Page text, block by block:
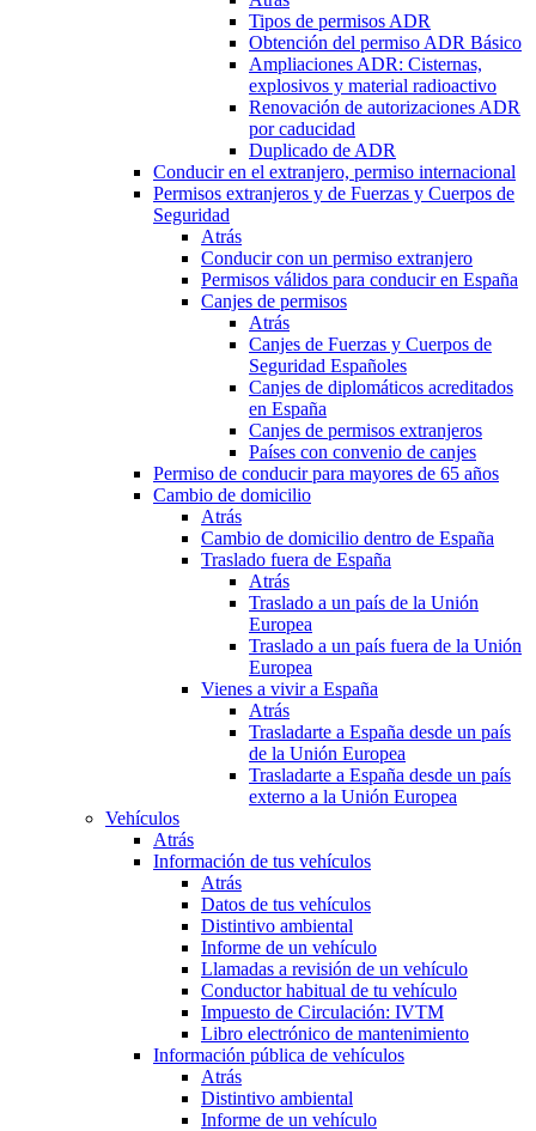
Tipos de permisos ADR
Obtención del permiso ADR Básico
Ampliaciones ADR: Cisternas,
explosivos y material radioactivo
Renovación de autorizaciones ADR
por caducidad
Duplicado de ADR
Conducir en el extranjero, permiso internacional
Permisos extranjeros y de Fuerzas y Cuerpos de
Seguridad
Atrás
Conducir con un permiso extranjero
Permisos válidos para conducir en España
Canjes de permisos
Atrás
Canjes de Fuerzas y Cuerpos de
Seguridad Españoles
Canjes de diplomáticos acreditados
en España
Canjes de permisos extranjeros
Países con convenio de canjes
Permiso de conducir para mayores de 65 años
Cambio de domicilio
Atrás
Cambio de domicilio dentro de España
Traslado fuera de España
Atrás
Traslado a un país de la Unión
Europea
Traslado a un país fuera de la Unión
Europea
Vienes a vivir a España
Atrás
Trasladarte a España desde un país
de la Unión Europea
Trasladarte a España desde un país
externo a la Unión Europea
Vehículos
Atrás
Información de tus vehículos
Atrás
Datos de tus vehículos
Distintivo ambiental
Informe de un vehículo
Llamadas a revisión de un vehículo
Conductor habitual de tu vehículo
Impuesto de Circulación: IVTM
Libro electrónico de mantenimiento
Información pública de vehículos
Atrás
Distintivo ambiental
Informe de un vehículo